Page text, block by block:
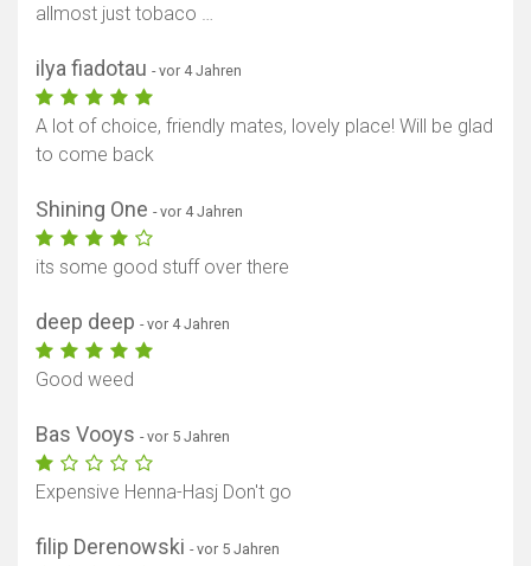
allmost just tobaco …
ilya fiadotau - vor 4 Jahren
A lot of choice, friendly mates, lovely place! Will be glad
to come back
Shining One - vor 4 Jahren
its some good stuff over there
deep deep - vor 4 Jahren
Good weed
Bas Vooys - vor 5 Jahren
Expensive Henna-Hasj Don't go
filip Derenowski - vor 5 Jahren